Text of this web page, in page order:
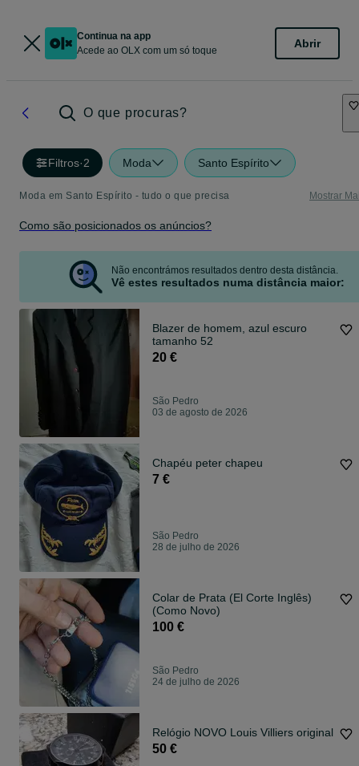
Continua na app
Acede ao OLX com um só toque
Abrir
O que procuras?
Filtros·2 Moda Santo Espírito
Moda em Santo Espírito - tudo o que precisa Mostrar
Como são posicionados os anúncios?
Não encontrámos resultados dentro desta distância.
Vê estes resultados numa distância maior:
Blazer de homem, azul escuro
tamanho 52
20 €
São Pedro
03 de agosto de 2026
Chapéu peter chapeu
7 €
São Pedro
28 de julho de 2026
Colar de Prata (El Corte Inglês)
(Como Novo)
100 €
São Pedro
24 de julho de 2026
Relógio NOVO Louis Villiers original
50 €